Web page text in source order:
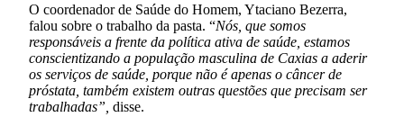
O coordenador de Saúde do Homem, Ytaciano Bezerra,
falou sobre o trabalho da pasta. “Nós, que somos
responsáveis a frente da política ativa de saúde, estamos
conscientizando a população masculina de Caxias a aderir
os serviços de saúde, porque não é apenas o câncer de
próstata, também existem outras questões que precisam ser
trabalhadas”, disse.